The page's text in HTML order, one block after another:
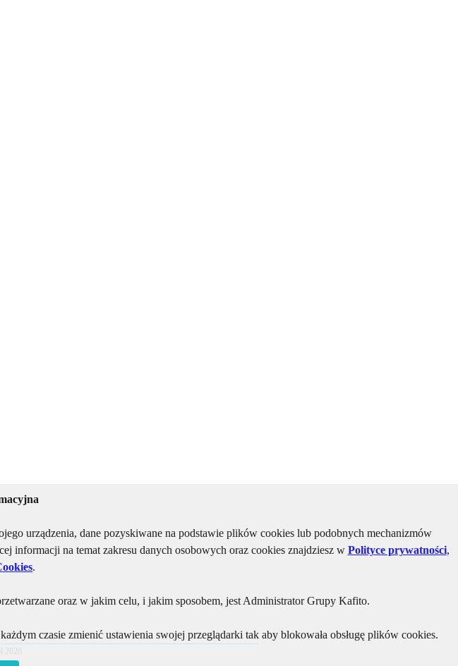
2026
urządzenia, dane pozyskiwane na podstawie plików cookies lub podobnych mechanizmów
na temat zakresu danych osobowych oraz cookies znajdziesz w Polityce prywatności,
.
oraz w jakim celu, i jakim sposobem, jest Administrator Grupy Kafito.
czasie zmienić ustawienia swojej przeglądarki tak aby blokowała obsługę plików cookies.